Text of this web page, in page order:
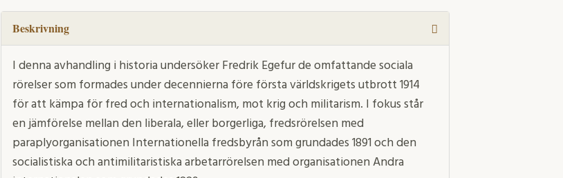
fred
1889-
1914
mängd
Beskrivning
I denna avhandling i historia undersöker Fredrik Egefur de omfattande sociala
rörelser som formades under decennierna före första världskrigets utbrott 1914
för att kämpa för fred och internationalism, mot krig och militarism. I fokus står
en jämförelse mellan den liberala, eller borgerliga, fredsrörelsen med
paraplyorganisationen Internationella fredsbyrån som grundades 1891 och den
socialistiska och antimilitaristiska arbetarrörelsen med organisationen Andra